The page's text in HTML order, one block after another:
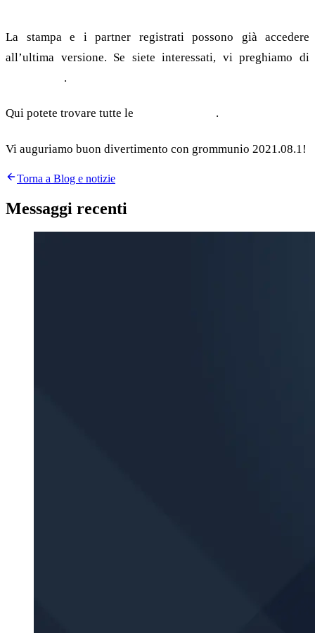
La stampa e i partner registrati possono già accedere
all’ultima versione. Se siete interessati, vi preghiamo di
.
Qui potete trovare tutte le .
Vi auguriamo buon divertimento con grommunio 2021.08.1!
Torna a Blog e notizie
Messaggi recenti